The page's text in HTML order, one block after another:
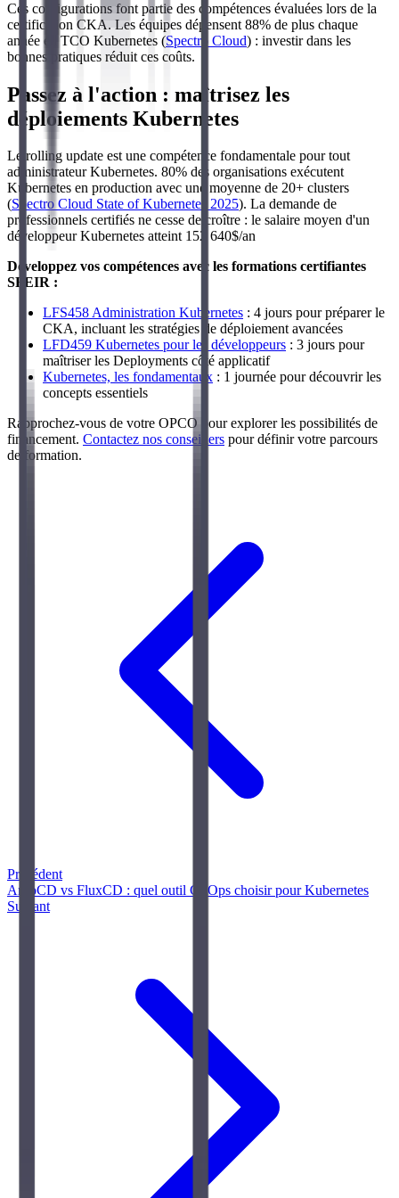
Ces configurations font partie des compétences évaluées lors de la
certification CKA. Les équipes dépensent 88% de plus chaque
année en TCO Kubernetes (Spectro Cloud) : investir dans les
bonnes pratiques réduit ces coûts.
Passez à l'action : maîtrisez les
déploiements Kubernetes
Le rolling update est une compétence fondamentale pour tout
administrateur Kubernetes. 80% des organisations exécutent
Kubernetes en production avec une moyenne de 20+ clusters
(Spectro Cloud State of Kubernetes 2025). La demande de
professionnels certifiés ne cesse de croître : le salaire moyen d'un
développeur Kubernetes atteint 152 640$/an
Développez vos compétences avec les formations certifiantes
SFEIR :
LFS458 Administration Kubernetes : 4 jours pour préparer le
CKA, incluant les stratégies de déploiement avancées
LFD459 Kubernetes pour les développeurs : 3 jours pour
maîtriser les Deployments côté applicatif
Kubernetes, les fondamentaux : 1 journée pour découvrir les
concepts essentiels
Rapprochez-vous de votre OPCO pour explorer les possibilités de
financement. Contactez nos conseillers pour définir votre parcours
de formation.
Précédent
ArgoCD vs FluxCD : quel outil GitOps choisir pour Kubernetes
Suivant